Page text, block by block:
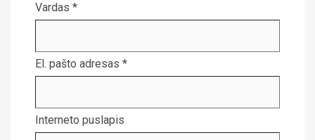
Vardas *
El. pašto adresas *
Interneto puslapis